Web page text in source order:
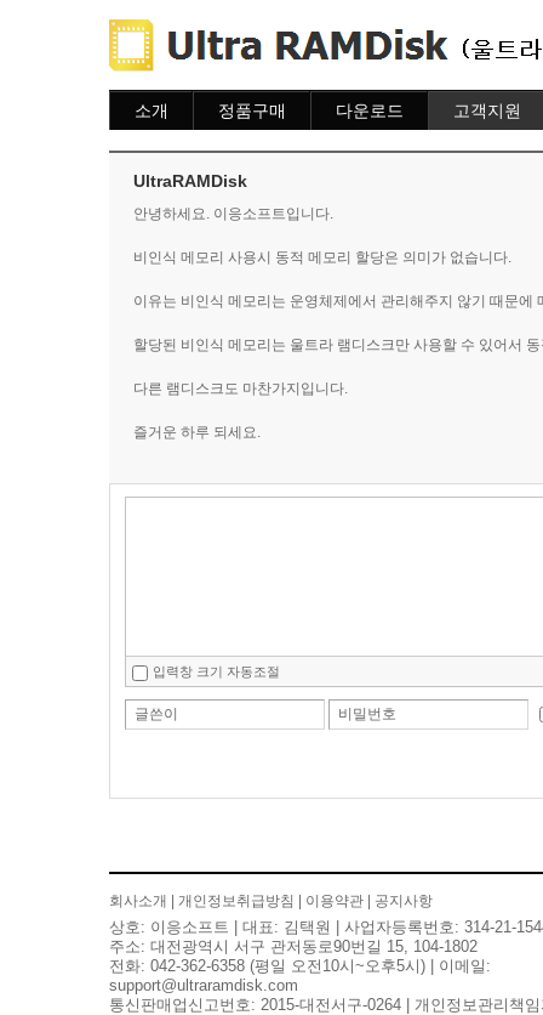
소개 정품구매
이용안내
다운로드 고객지원
UltraRAMDisk
안녕하세요. 이응소프트입니다.
비인식 메모리 사용시 동적 메모리 할당은 의미가 없습니다.
이유는 비인식 메모리는 운영체제에서 관리해주지 않기 때문
할당된 비인식 메모리는 울트라 램디스크만 사용할 수 있어서
다른 램디스크도 마찬가지입니다.
즐거운 하루 되세요.
입력창 크기 자동조절
글쓴이 비밀번호
회사소개 개인정보취급방침 이용약관 공지사항
상호: 이응소프트 | 대표: 김택원 | 사업자등록번호: 314-21-
주소: 대전광역시 서구 관저동로90번길 15, 104-1802
전화: 042-362-6358 (평일 오전10시~오후5시) | 이메일:
support@ultraramdisk.com
통신판매업신고번호: 2015-대전서구-0264 | 개인정보관리책